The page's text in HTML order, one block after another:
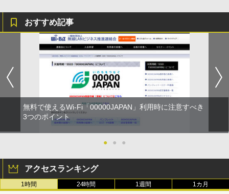
おすすめ記事
無料で使えるWi-Fi「00000JAPAN」利用時に注意すべき
3つのポイント
● ● ●
アクセスランキング
1時間 24時間 1週間 1カ月